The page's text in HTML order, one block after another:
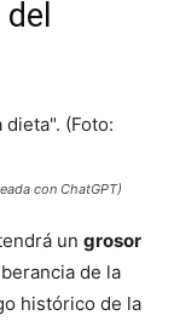
con ChatGPT)
un grosor
de la
histórico de la